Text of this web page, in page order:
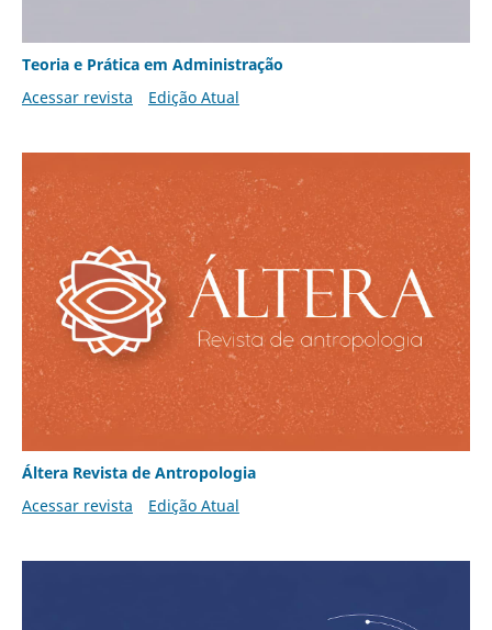
Teoria e Prática em Administração
Acessar revista
Edição Atual
Áltera Revista de Antropologia
Acessar revista
Edição Atual